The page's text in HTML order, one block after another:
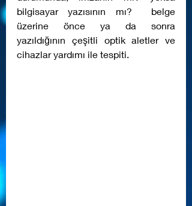
bilgisayar yazısının mı?  belge
üzerine önce ya da sonra
yazıldığının çeşitli optik aletler ve
cihazlar yardımı ile tespiti.